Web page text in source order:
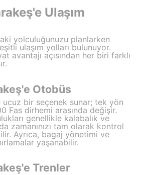
Ulaşım
yolculuğunuzu planlarken
ulaşım yolları bulunuyor.
avantajı açısından her biri farklı
Otobüs
bir seçenek sunar; tek yön
Fas dirhemi arasında değişir.
genellikle kalabalık ve
zamanınızı tam olarak kontrol
Ayrıca, bagaj yönetimi ve
yaşanabilir.
Trenler